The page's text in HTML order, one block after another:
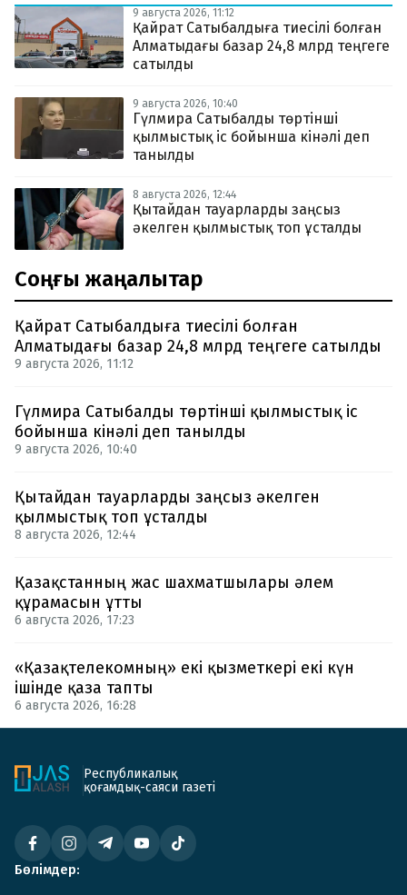
9 августа 2026, 11:12
Қайрат Сатыбалдыға тиесілі болған
Алматыдағы базар 24,8 млрд теңгеге
сатылды
9 августа 2026, 10:40
Гүлмира Сатыбалды төртінші
қылмыстық іс бойынша кінәлі деп
танылды
8 августа 2026, 12:44
Қытайдан тауарларды заңсыз
әкелген қылмыстық топ ұсталды
Соңғы жаңалықтар
Қайрат Сатыбалдыға тиесілі болған
Алматыдағы базар 24,8 млрд теңгеге сатылды
9 августа 2026, 11:12
Гүлмира Сатыбалды төртінші қылмыстық іс
бойынша кінәлі деп танылды
9 августа 2026, 10:40
Қытайдан тауарларды заңсыз әкелген
қылмыстық топ ұсталды
8 августа 2026, 12:44
Қазақстанның жас шахматшылары әлем
құрамасын ұтты
6 августа 2026, 17:23
«Қазақтелекомның» екі қызметкері екі күн
ішінде қаза тапты
6 августа 2026, 16:28
Республикалық
қоғамдық-саяси газеті
Бөлімдер: